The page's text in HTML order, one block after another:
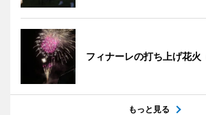
フィナーレの打ち上げ花火
もっと見る